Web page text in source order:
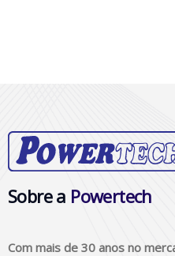
Sobre a Powertech
Com mais de 30 anos no